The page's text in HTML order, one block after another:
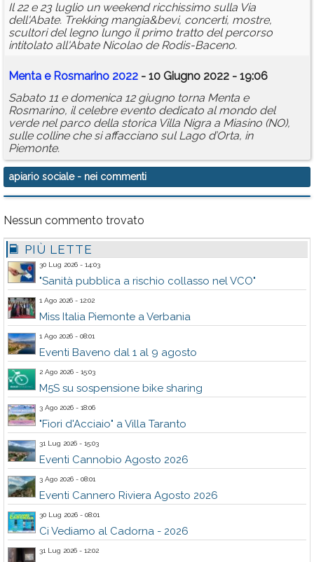
Il 22 e 23 luglio un weekend ricchissimo sulla Via
dell'Abate. Trekking mangia&bevi, concerti, mostre,
scultori del legno lungo il primo tratto del percorso
intitolato all'Abate Nicolao de Rodis-Baceno.
Menta e Rosmarino 2022 - 10 Giugno 2022 - 19:06
Sabato 11 e domenica 12 giugno torna Menta e
Rosmarino, il celebre evento dedicato al mondo del
verde nel parco della storica Villa Nigra a Miasino (NO),
sulle colline che si affacciano sul Lago d’Orta, in
Piemonte.
apiario sociale- nei commenti
Nessun commento trovato
PIÙ LETTE
30 Lug 2026 - 14:03
"Sanità pubblica a rischio collasso nel VCO"
1 Ago 2026 - 12:02
Miss Italia Piemonte a Verbania
1 Ago 2026 - 08:01
Eventi Baveno dal 1 al 9 agosto
2 Ago 2026 - 15:03
M5S su sospensione bike sharing
3 Ago 2026 - 18:06
"Fiori d'Acciaio" a Villa Taranto
31 Lug 2026 - 15:03
Eventi Cannobio Agosto 2026
3 Ago 2026 - 08:01
Eventi Cannero Riviera Agosto 2026
30 Lug 2026 - 08:01
Ci Vediamo al Cadorna - 2026
31 Lug 2026 - 12:02